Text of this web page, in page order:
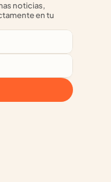
noticias,
en tu